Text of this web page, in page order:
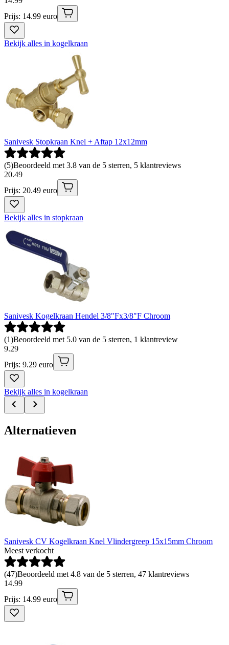
Prijs: 14.99 euro
Bekijk alles in kogelkraan
Sanivesk Stopkraan Knel + Aftap 12x12mm
(5)Beoordeeld met 3.8 van de 5 sterren, 5 klantreviews
20.49
Prijs: 20.49 euro
Bekijk alles in stopkraan
Sanivesk Kogelkraan Hendel 3/8"Fx3/8"F Chroom
(1)Beoordeeld met 5.0 van de 5 sterren, 1 klantreview
9.29
Prijs: 9.29 euro
Bekijk alles in kogelkraan
Alternatieven
Sanivesk CV Kogelkraan Knel Vlindergreep 15x15mm Chroom
Meest verkocht
(47)Beoordeeld met 4.8 van de 5 sterren, 47 klantreviews
14.99
Prijs: 14.99 euro